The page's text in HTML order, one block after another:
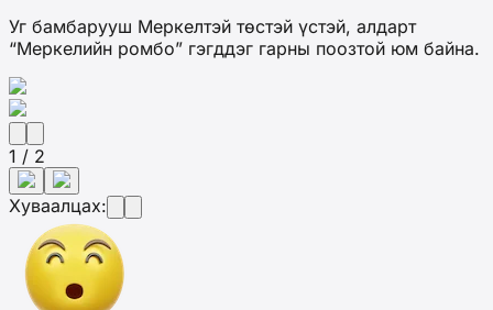
Уг бамбарууш Меркелтэй төстэй үстэй, алдарт
“Меркелийн ромбо” гэгддэг гарны поозтой юм байна.
1 / 2
Хуваалцах: